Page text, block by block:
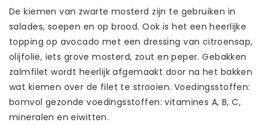
De kiemen van zwarte mosterd zijn te gebruiken in
salades, soepen en op brood. Ook is het een heerlijke
topping op avocado met een dressing van citroensap,
olijfolie, iets grove mosterd, zout en peper. Gebakken
zalmfilet wordt heerlijk afgemaakt door na het bakken
wat kiemen over de filet te strooien. Voedingsstoffen:
bomvol gezonde voedingsstoffen: vitamines A, B, C,
mineralen en eiwitten.